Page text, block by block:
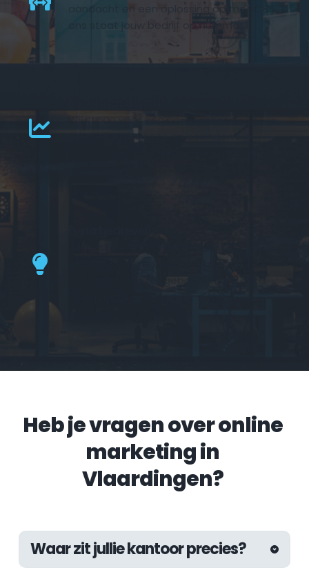
aandacht en een oplossing op maat. Bij
ons staat jouw bedrijf op nummer 1.
Wij staan voor een no-nonsense
mentaliteit. Al onze oplossingen zijn
Al onze adviezen, beslissingen en
Heb je vragen over online
marketing in
Vlaardingen?
Waar zit jullie kantoor precies?